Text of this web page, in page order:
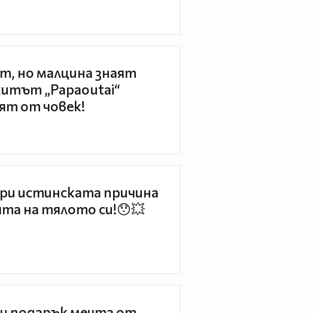
но малцина знаят
„Papaoutai“
от човек!
истинската причина
на тялото си!😯💥